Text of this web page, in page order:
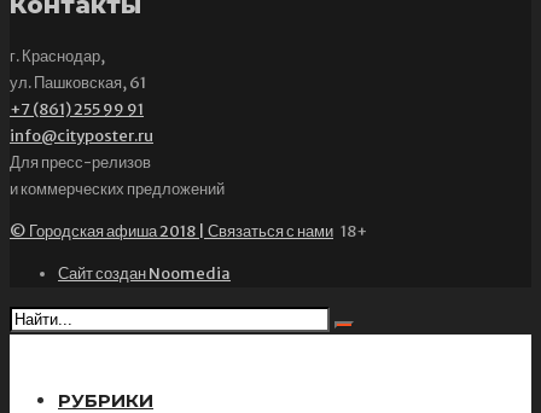
г. Краснодар,
ул. Пашковская, 61
+7 (861) 255 99 91
info@cityposter.ru
Для пресс-релизов
и коммерческих предложений
© Городская афиша 2018 | Связаться с нами 18+
Сайт создан Noomedia
РУБРИКИ